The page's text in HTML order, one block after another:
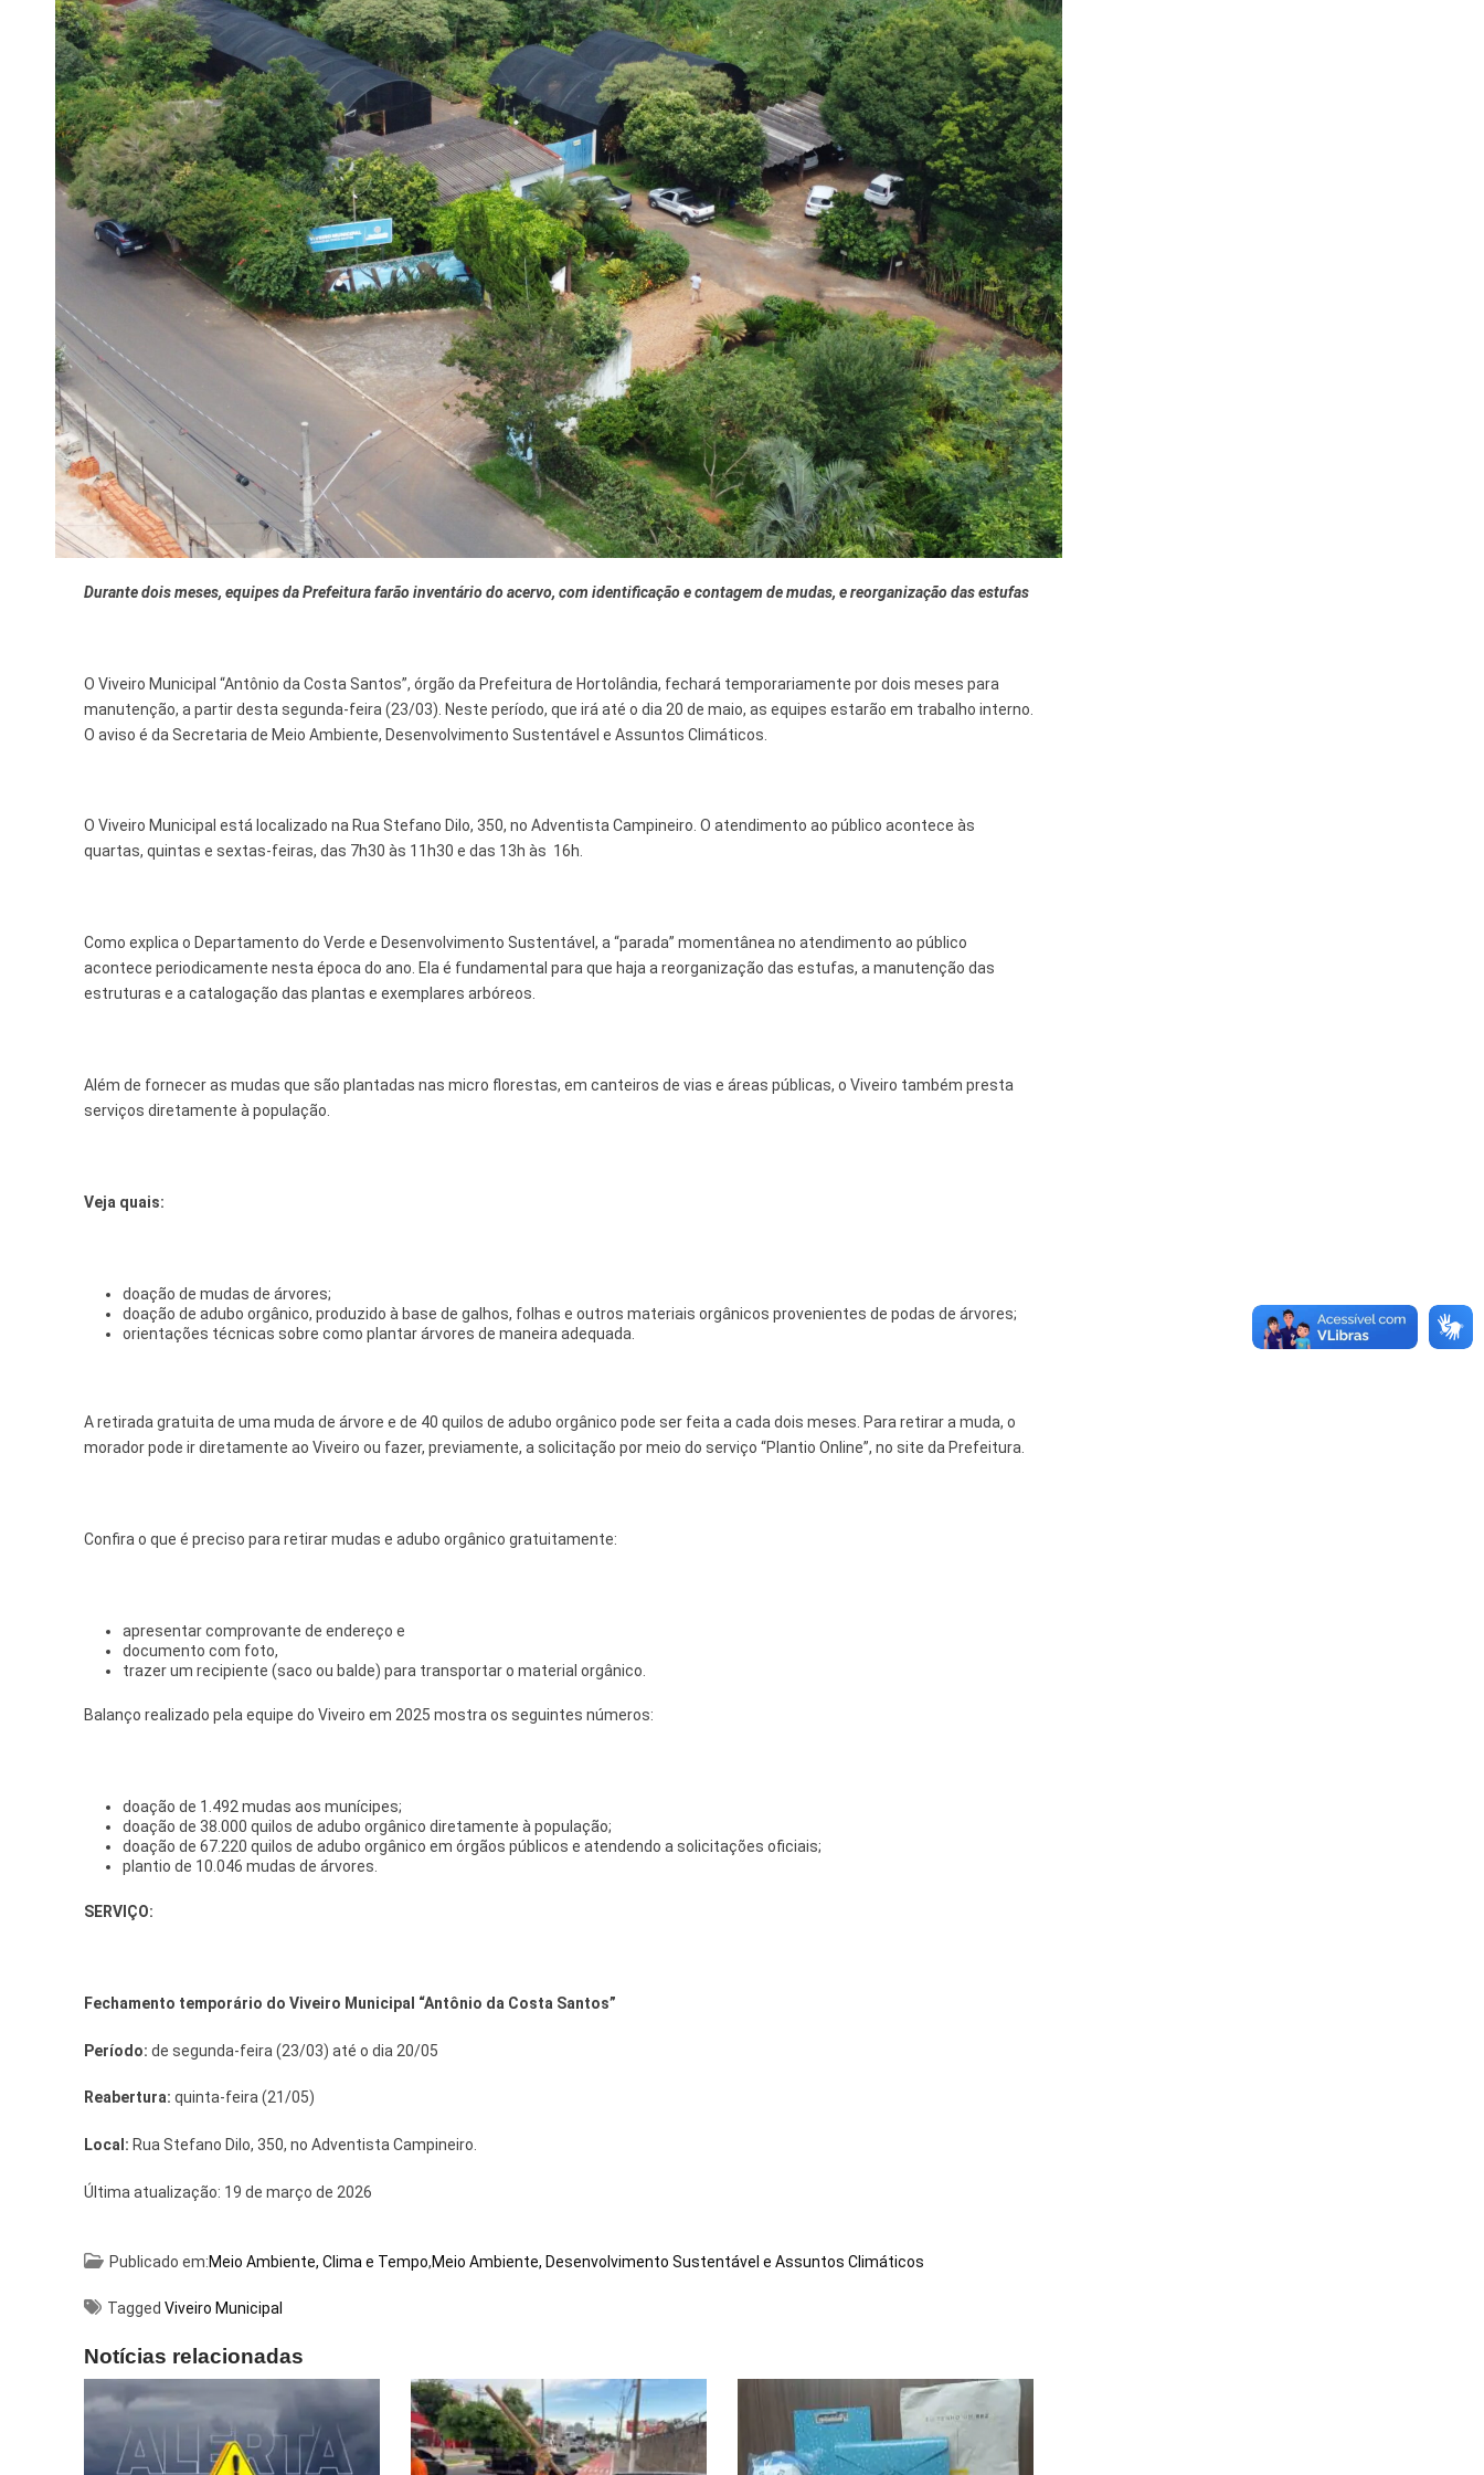
Finanças
Governo
Habitação
Inclusão e Desenvolvimento Social
Meio Ambiente, Desenvolvimento Sustentável e Assuntos Climáticos
Mobilidade Urbana
Obras
Planejamento Urbano e Gestão Estratégica
Saúde
Segurança Pública
Serviços Urbanos
Tecnologia e Inovação
Durante dois meses, equipes da Prefeitura farão inventário do acervo, com identificação e contagem de mudas, e reorganização das estufas
O Viveiro Municipal “Antônio da Costa Santos”, órgão da Prefeitura de Hortolândia, fechará temporariamente por dois meses para
manutenção, a partir desta segunda-feira (23/03). Neste período, que irá até o dia 20 de maio, as equipes estarão em trabalho interno.
O aviso é da Secretaria de Meio Ambiente, Desenvolvimento Sustentável e Assuntos Climáticos.
O Viveiro Municipal está localizado na Rua Stefano Dilo, 350, no Adventista Campineiro. O atendimento ao público acontece às
quartas, quintas e sextas-feiras, das 7h30 às 11h30 e das 13h às 16h.
Como explica o Departamento do Verde e Desenvolvimento Sustentável, a “parada” momentânea no atendimento ao público
acontece periodicamente nesta época do ano. Ela é fundamental para que haja a reorganização das estufas, a manutenção das
estruturas e a catalogação das plantas e exemplares arbóreos.
Além de fornecer as mudas que são plantadas nas micro florestas, em canteiros de vias e áreas públicas, o Viveiro também presta
serviços diretamente à população.
Veja quais:
doação de mudas de árvores;
doação de adubo orgânico, produzido à base de galhos, folhas e outros materiais orgânicos provenientes de podas de árvores;
orientações técnicas sobre como plantar árvores de maneira adequada.
A retirada gratuita de uma muda de árvore e de 40 quilos de adubo orgânico pode ser feita a cada dois meses. Para retirar a muda, o
morador pode ir diretamente ao Viveiro ou fazer, previamente, a solicitação por meio do serviço “Plantio Online”, no site da Prefeitura.
Confira o que é preciso para retirar mudas e adubo orgânico gratuitamente:
apresentar comprovante de endereço e
documento com foto,
trazer um recipiente (saco ou balde) para transportar o material orgânico.
Balanço realizado pela equipe do Viveiro em 2025 mostra os seguintes números:
doação de 1.492 mudas aos munícipes;
doação de 38.000 quilos de adubo orgânico diretamente à população;
doação de 67.220 quilos de adubo orgânico em órgãos públicos e atendendo a solicitações oficiais;
plantio de 10.046 mudas de árvores.
SERVIÇO:
Fechamento temporário do Viveiro Municipal “Antônio da Costa Santos”
Período: de segunda-feira (23/03) até o dia 20/05
Reabertura: quinta-feira (21/05)
Local: Rua Stefano Dilo, 350, no Adventista Campineiro.
Última atualização: 19 de março de 2026
Publicado em:Meio Ambiente, Clima e Tempo,Meio Ambiente, Desenvolvimento Sustentável e Assuntos Climáticos
Tagged Viveiro Municipal
Notícias relacionadas